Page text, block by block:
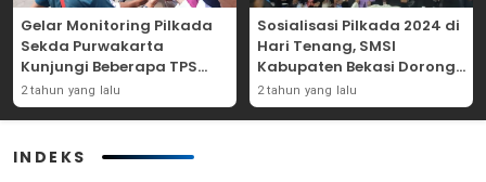
Gelar Monitoring Pilkada
Sekda Purwakarta
Kunjungi Beberapa TPS
Yang Ada Di Purwakarta
2 tahun yang lalu
Sosialisasi Pilkada 2024 di
Hari Tenang, SMSI
Kabupaten Bekasi Dorong
Angka Partisipasi
Masyarakat
2 tahun yang lalu
INDEKS